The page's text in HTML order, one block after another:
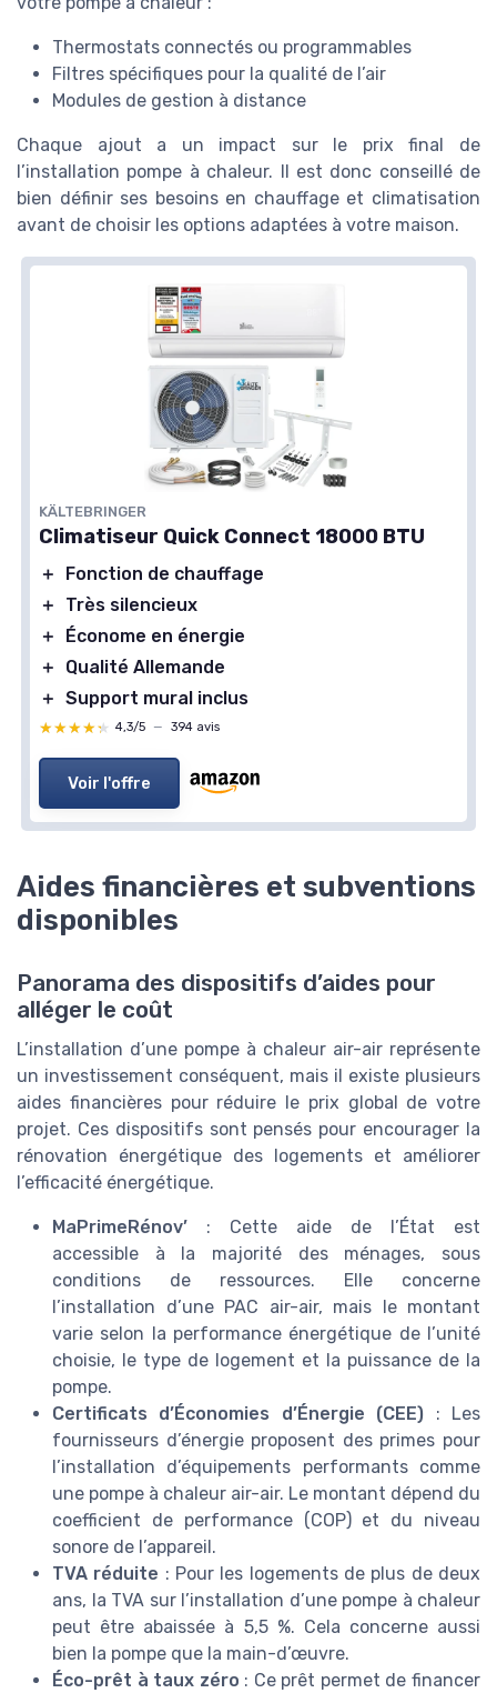
Thermostats connectés ou programmables
Filtres spécifiques pour la qualité de l’air
Modules de gestion à distance
Chaque ajout a un impact sur le prix final de
l’installation pompe à chaleur. Il est donc conseillé de
bien définir ses besoins en chauffage et climatisation
avant de choisir les options adaptées à votre maison.
KÄLTEBRINGER
Climatiseur Quick Connect 18000 BTU
＋
Fonction de chauffage
＋
Très silencieux
＋
Économe en énergie
＋
Qualité Allemande
＋ Support mural inclus
★★★★★
★★★★★ 4,3/5 — 394 avis
Voir l'offre
Aides financières et subventions
disponibles
Panorama des dispositifs d’aides pour
alléger le coût
L’installation d’une pompe à chaleur air-air représente
un investissement conséquent, mais il existe plusieurs
aides financières pour réduire le prix global de votre
projet. Ces dispositifs sont pensés pour encourager la
rénovation énergétique des logements et améliorer
l’efficacité énergétique.
MaPrimeRénov’ : Cette aide de l’État est
accessible à la majorité des ménages, sous
conditions de ressources. Elle concerne
l’installation d’une PAC air-air, mais le montant
varie selon la performance énergétique de l’unité
choisie, le type de logement et la puissance de la
pompe.
Certificats d’Économies d’Énergie (CEE) : Les
fournisseurs d’énergie proposent des primes pour
l’installation d’équipements performants comme
une pompe à chaleur air-air. Le montant dépend du
coefficient de performance (COP) et du niveau
sonore de l’appareil.
TVA réduite : Pour les logements de plus de deux
ans, la TVA sur l’installation d’une pompe à chaleur
peut être abaissée à 5,5 %. Cela concerne aussi
bien la pompe que la main-d’œuvre.
Éco-prêt à taux zéro : Ce prêt permet de financer